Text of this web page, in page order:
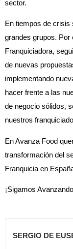
SERGIO DE
sector.
En tiempos de crisis
grandes grupos. Por
Franquiciadora,
de nuevas
implementando
hacer frente a las
de negocio sólidos,
nuestros
En Avanza Food
transformación del
Franquicia en
¡Sigamos